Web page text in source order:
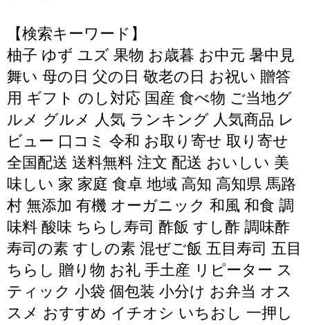
【検索キーワード】
柚子 ゆず ユズ 果物 お歳暮 お中元 暑中見
舞い 母の日 父の日 敬老の日 お祝い 贈答
用 ギフト のし対応 国産 食べ物 ご当地グ
ルメ グルメ 人気 ランキング 人気商品 レ
ビュー 口コミ 令和 お取り寄せ 取り寄せ
全国配送 送料無料 注文 配送 おいしい 美
味しい 家 家庭 食卓 地域 高知 高知県 馬路
村 無添加 有機 オーガニック 和風 和食 調
味料 酸味 ちらし寿司 酢飯 すし酢 調味酢
寿司の素 すしの素 混ぜご飯 五目寿司 五目
ちらし 贈り物 お礼 手土産 リピーター ス
ティック 小袋 個包装 小分け お弁当 オス
スメ おすすめ イチオシ いちおし 一押し